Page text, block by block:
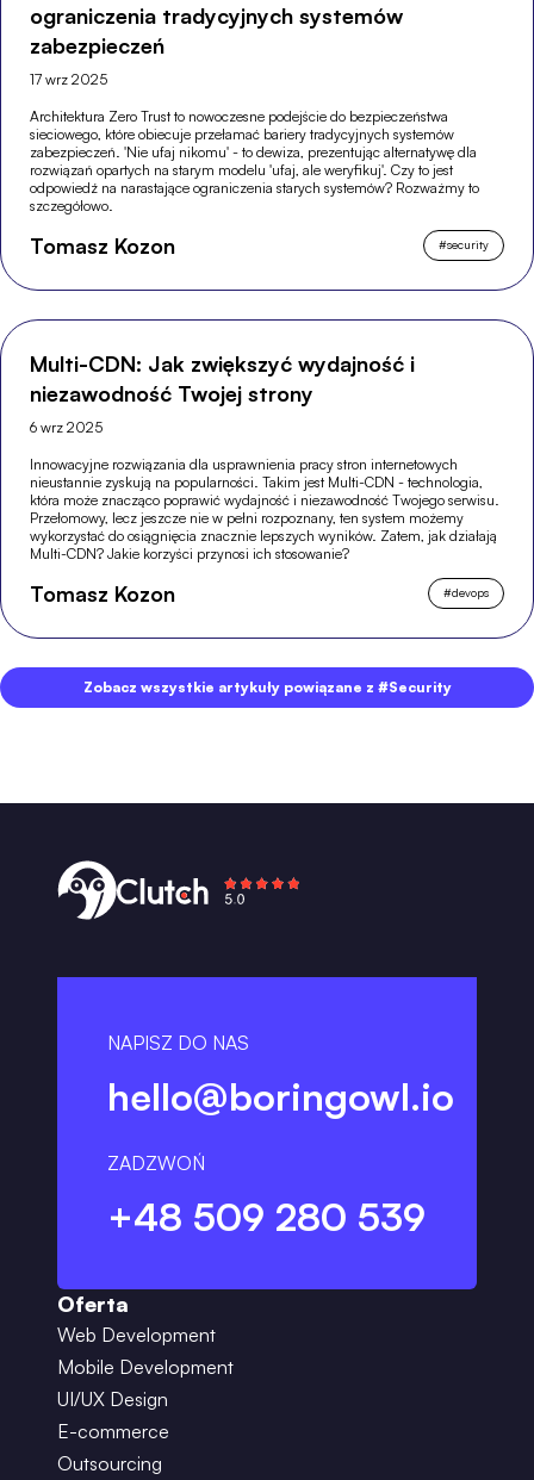
ograniczenia tradycyjnych systemów
zabezpieczeń
17 wrz 2025
Architektura Zero Trust to nowoczesne podejście do bezpieczeństwa
sieciowego, które obiecuje przełamać bariery tradycyjnych systemów
zabezpieczeń. 'Nie ufaj nikomu' - to dewiza, prezentując alternatywę dla
rozwiązań opartych na starym modelu 'ufaj, ale weryfikuj'. Czy to jest
odpowiedź na narastające ograniczenia starych systemów? Rozważmy to
szczegółowo.
Tomasz Kozon #security
Multi-CDN: Jak zwiększyć wydajność i
niezawodność Twojej strony
6 wrz 2025
Innowacyjne rozwiązania dla usprawnienia pracy stron internetowych
nieustannie zyskują na popularności. Takim jest Multi-CDN - technologia,
która może znacząco poprawić wydajność i niezawodność Twojego serwisu.
Przełomowy, lecz jeszcze nie w pełni rozpoznany, ten system możemy
wykorzystać do osiągnięcia znacznie lepszych wyników. Zatem, jak działają
Multi-CDN? Jakie korzyści przynosi ich stosowanie?
Tomasz Kozon #devops
Zobacz wszystkie artykuły powiązane z #Security
NAPISZ DO NAS
hello@boringowl.io
ZADZWOŃ
+48 509 280 539
Oferta
Web Development
Mobile Development
UI/UX Design
E-commerce
Outsourcing